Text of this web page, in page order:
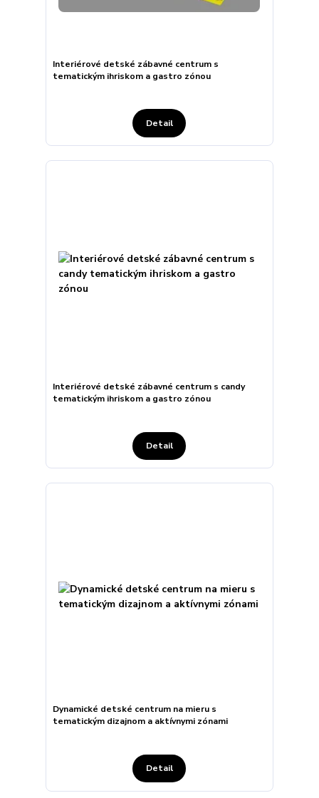
Interiérové detské zábavné centrum s
tematickým ihriskom a gastro zónou
Detail
Interiérové detské zábavné centrum s candy
tematickým ihriskom a gastro zónou
Detail
Dynamické detské centrum na mieru s
tematickým dizajnom a aktívnymi zónami
Detail